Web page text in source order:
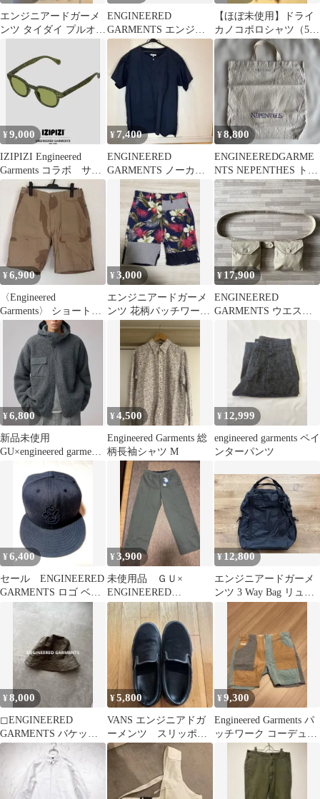
エンジニアードガーメ
ンツ タイダイ プルオー
ENGINEERED
GARMENTS エンジニ
アードガーメンツ プリ
ント ポケット Tシャツ
半袖 サイズM カーキ
【ほぼ未使用】ドライ
カノコポロシャツ（5分
袖） by EG
¥9,000
IZIPIZI Engineered
Garments コラボ サン
グラス 新品
¥ 7,400
ENGINEERED
GARMENTS ノーカラ
ー プルオーバーシャツ
¥8,800
ENGINEEREDGARME
NTS NEPENTHES トー
トバッグ
¥6,900
〈Engineered
Garments〉 ショートパ
¥3,000
エンジニアードガーメ
ンツ 花柄パッチワーク
ショーツ XS(M相当) 美
¥17,900
ENGINEERED
GARMENTS ウエスト
¥6,800
新品未使用
GU×engineered garments
¥4,500
Engineered Garments 総
柄長袖シャツ M
¥ 12,999
engineered garments ペイ
ンターパンツ
¥6,400
セール ENGINEERED
GARMENTS ロゴ ベー
スボールキャップ
¥3,900
未使用品 ＧＵ×
ENGINEERED
GARMENTS スエット
パンツ L
¥12,800
エンジニアードガーメ
ンツ 3 Way Bag リュッ
¥8,000
◻︎ENGINEERED
GARMENTS バケット
ハット
¥5,800
VANS エンジニアドガ
ーメンツ スリッポン
ブラック ハラコ レザー
¥9,300
Engineered Garments パ
ッチワーク コーデュロ
イ ショーツ S